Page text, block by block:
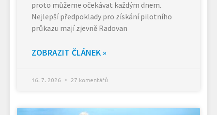
proto můžeme očekávat každým dnem.
Nejlepší předpoklady pro získání pilotního
průkazu mají zjevně Radovan
ZOBRAZIT ČLÁNEK »
16. 7. 2026 27 komentářů